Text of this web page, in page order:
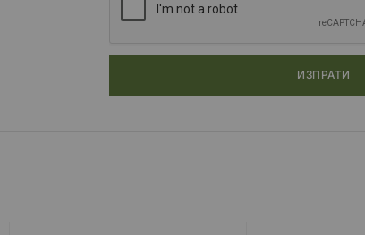
ИЗПРАТИ